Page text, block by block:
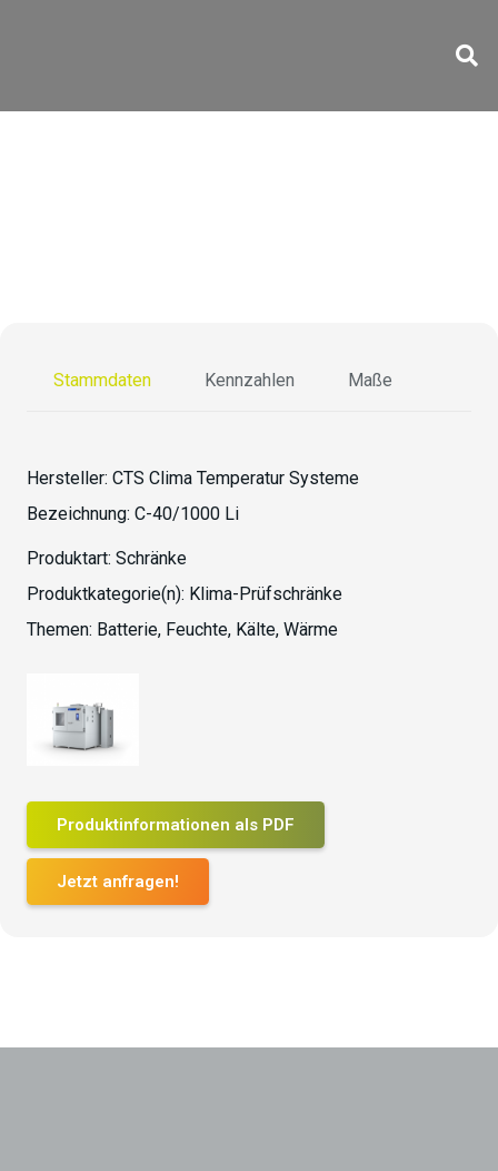
Stammdaten Kennzahlen Maße
Hersteller: CTS Clima Temperatur Systeme
Bezeichnung: C-40/1000 Li
Produktart: Schränke
Produktkategorie(n): Klima-Prüfschränke
Themen: Batterie, Feuchte, Kälte, Wärme
Produktinformationen als PDF
Jetzt anfragen!